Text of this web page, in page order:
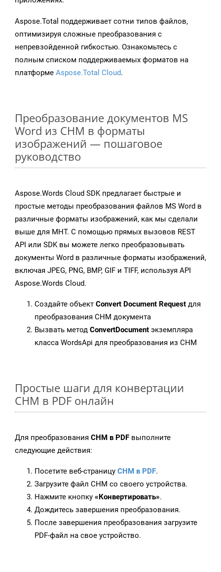
Aspose.Total поддерживает сотни типов файлов,
оптимизируя сложные преобразования с
непревзойденной гибкостью. Ознакомьтесь с
полным списком поддерживаемых форматов на
платформе Aspose.Total Cloud.
Преобразование документов MS
Word из CHM в форматы
изображений — пошаговое
руководство
Aspose.Words Cloud SDK предлагает быстрые и
простые методы преобразования файлов MS Word в
различные форматы изображений, как мы сделали
выше для MHT. С помощью прямых вызовов REST
API или SDK вы можете легко преобразовывать
документы Word в различные форматы изображений,
включая JPEG, PNG, BMP, GIF и TIFF, используя API
Aspose.Words Cloud.
Создайте объект Convert Document Request для
преобразования CHM документа
Вызвать метод ConvertDocument экземпляра
класса WordsApi для преобразования из CHM
Простые шаги для конвертации
CHM в PDF онлайн
Для преобразования CHM в PDF выполните
следующие действия:
Посетите веб-страницу CHM в PDF.
Загрузите файл CHM со своего устройства.
Нажмите кнопку «Конвертировать».
Дождитесь завершения преобразования.
После завершения преобразования загрузите
PDF-файл на свое устройство.